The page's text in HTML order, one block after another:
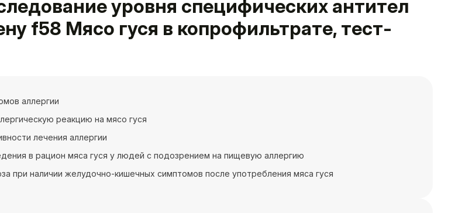
уровня специфических антител
f58 Мясо гуся в копрофильтрате, тест-
аллергии
реакцию на мясо гуся
лечения аллергии
в рацион мяса гуся у людей с подозрением на пищевую аллергию
при наличии желудочно-кишечных симптомов после употребления мяса гуся